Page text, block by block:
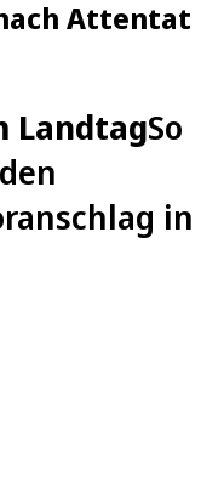
Attentat
LandtagSo
in